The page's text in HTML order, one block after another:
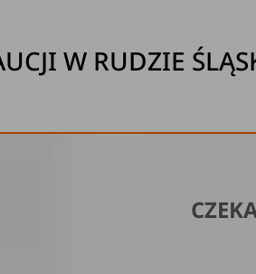
W RUDZIE